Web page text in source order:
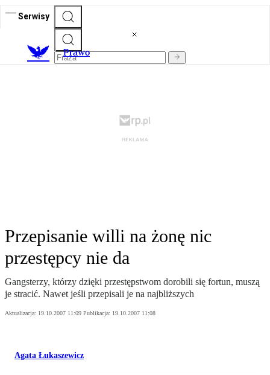
Serwisy
Prawo
Przepisanie willi na żonę nic
przestępcy nie da
Gangsterzy, którzy dzięki przestępstwom dorobili się fortun, muszą
je stracić. Nawet jeśli przepisali je na najbliższych
Aktualizacja: 19.10.2007 11:09 Publikacja: 19.10.2007 11:08
Agata Łukaszewicz